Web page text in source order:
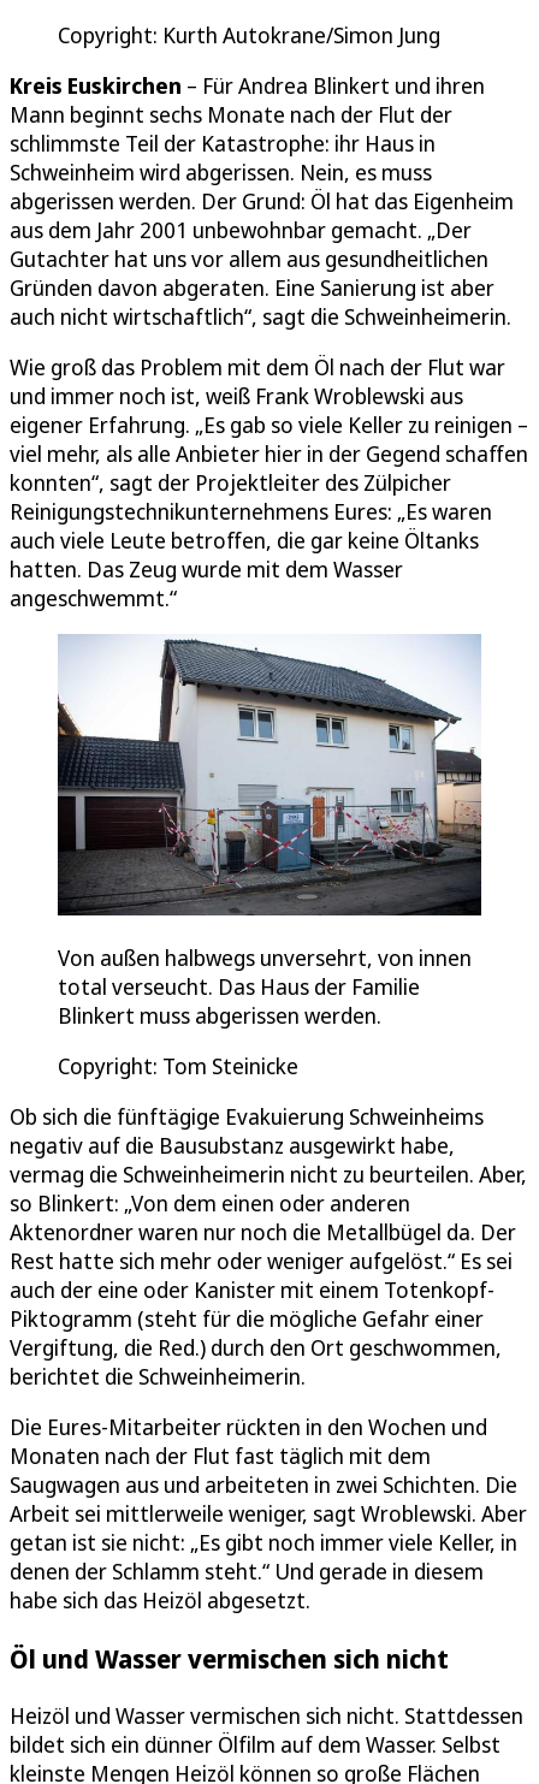
Copyright: Kurth Autokrane/Simon Jung
Kreis Euskirchen – Für Andrea Blinkert und ihren
Mann beginnt sechs Monate nach der Flut der
schlimmste Teil der Katastrophe: ihr Haus in
Schweinheim wird abgerissen. Nein, es muss
abgerissen werden. Der Grund: Öl hat das Eigenheim
aus dem Jahr 2001 unbewohnbar gemacht. „Der
Gutachter hat uns vor allem aus gesundheitlichen
Gründen davon abgeraten. Eine Sanierung ist aber
auch nicht wirtschaftlich“, sagt die Schweinheimerin.
Wie groß das Problem mit dem Öl nach der Flut war
und immer noch ist, weiß Frank Wroblewski aus
eigener Erfahrung. „Es gab so viele Keller zu reinigen –
viel mehr, als alle Anbieter hier in der Gegend schaffen
konnten“, sagt der Projektleiter des Zülpicher
Reinigungstechnikunternehmens Eures: „Es waren
auch viele Leute betroffen, die gar keine Öltanks
hatten. Das Zeug wurde mit dem Wasser
angeschwemmt.“
Von außen halbwegs unversehrt, von innen
total verseucht. Das Haus der Familie
Blinkert muss abgerissen werden.
Copyright: Tom Steinicke
Ob sich die fünftägige Evakuierung Schweinheims
negativ auf die Bausubstanz ausgewirkt habe,
vermag die Schweinheimerin nicht zu beurteilen. Aber,
so Blinkert: „Von dem einen oder anderen
Aktenordner waren nur noch die Metallbügel da. Der
Rest hatte sich mehr oder weniger aufgelöst.“ Es sei
auch der eine oder Kanister mit einem Totenkopf-
Piktogramm (steht für die mögliche Gefahr einer
Vergiftung, die Red.) durch den Ort geschwommen,
berichtet die Schweinheimerin.
Die Eures-Mitarbeiter rückten in den Wochen und
Monaten nach der Flut fast täglich mit dem
Saugwagen aus und arbeiteten in zwei Schichten. Die
Arbeit sei mittlerweile weniger, sagt Wroblewski. Aber
getan ist sie nicht: „Es gibt noch immer viele Keller, in
denen der Schlamm steht.“ Und gerade in diesem
habe sich das Heizöl abgesetzt.
Öl und Wasser vermischen sich nicht
Heizöl und Wasser vermischen sich nicht. Stattdessen
bildet sich ein dünner Ölfilm auf dem Wasser. Selbst
kleinste Mengen Heizöl können so große Flächen